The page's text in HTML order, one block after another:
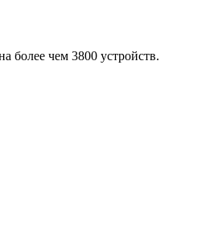
более чем 3800 устройств.